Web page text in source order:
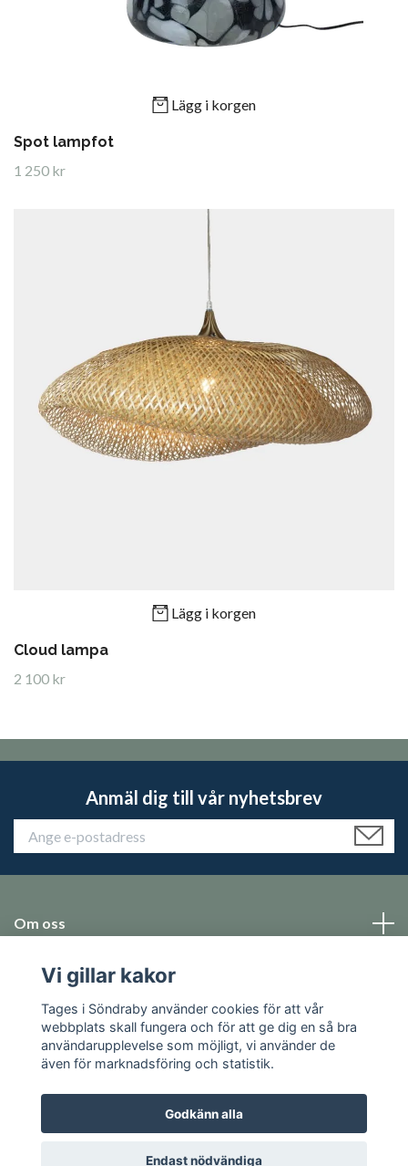
Lägg i korgen
Spot lampfot
1 250 kr
Lägg i korgen
Cloud lampa
2 100 kr
Anmäl dig till vår nyhetsbrev
Om oss
Emballage
Sociala medier
© 2026 Tages i Söndraby
Vi gillar kakor
Tages i Söndraby använder cookies för att vår
webbplats skall fungera och för att ge dig en så bra
användarupplevelse som möjligt, vi använder de
även för marknadsföring och statistik.
Godkänn alla
Endast nödvändiga